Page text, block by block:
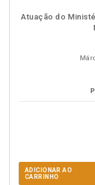
Atuação do
ADICIONAR AO
CARRINHO